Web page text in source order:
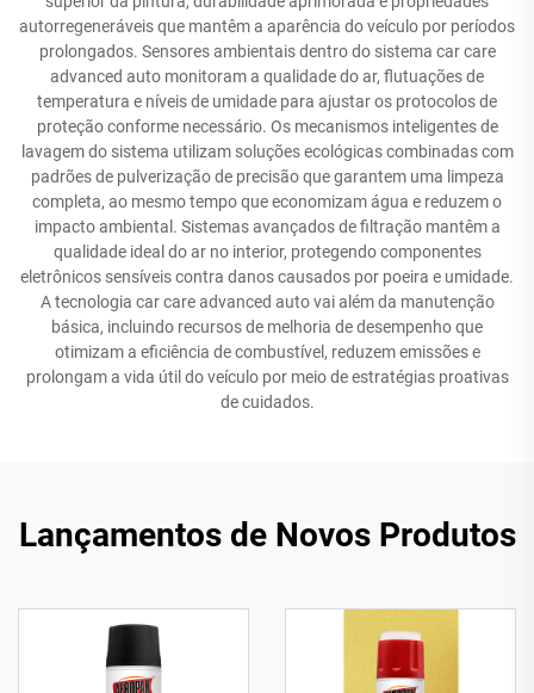
autorregeneráveis que mantêm a aparência do veículo por períodos
prolongados. Sensores ambientais dentro do sistema car care
advanced auto monitoram a qualidade do ar, flutuações de
temperatura e níveis de umidade para ajustar os protocolos de
proteção conforme necessário. Os mecanismos inteligentes de
lavagem do sistema utilizam soluções ecológicas combinadas com
padrões de pulverização de precisão que garantem uma limpeza
completa, ao mesmo tempo que economizam água e reduzem o
impacto ambiental. Sistemas avançados de filtração mantêm a
qualidade ideal do ar no interior, protegendo componentes
eletrônicos sensíveis contra danos causados por poeira e umidade.
A tecnologia car care advanced auto vai além da manutenção
básica, incluindo recursos de melhoria de desempenho que
otimizam a eficiência de combustível, reduzem emissões e
prolongam a vida útil do veículo por meio de estratégias proativas
de cuidados.
Lançamentos de Novos Produtos